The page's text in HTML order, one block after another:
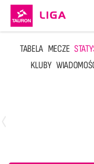
TABELA MECZE
KLUBY